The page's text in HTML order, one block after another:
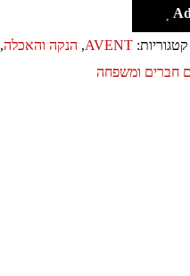
קטגוריות: AVENT
, הנקה והאכלה,
חברים ומשפחה